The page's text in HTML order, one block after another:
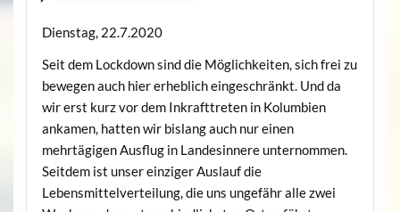
Dienstag, 22.7.2020
Seit dem Lockdown sind die Möglichkeiten, sich frei zu
bewegen auch hier erheblich eingeschränkt. Und da
wir erst kurz vor dem Inkrafttreten in Kolumbien
ankamen, hatten wir bislang auch nur einen
mehrtägigen Ausflug in Landesinnere unternommen.
Seitdem ist unser einziger Auslauf die
Lebensmittelverteilung, die uns ungefähr alle zwei